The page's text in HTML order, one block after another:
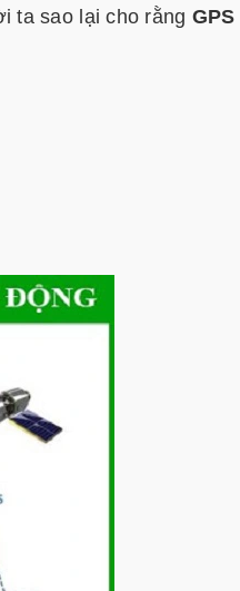
ta sao lại cho rằng GPS